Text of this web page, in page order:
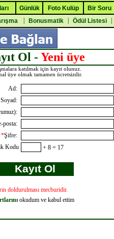
Günlük Foto Kulüp Bir Soru
Bonusmatik Ödül Listesi
Ol -Yeni üye
katılmak için kayıt olunuz.
üye olmak tamamen ücretsizdir.
Ad:
Soyad:
posta:
*Şifre:
Kodu + 8 = 17
doldurulması mecburidir.
okudum ve kabul ettim